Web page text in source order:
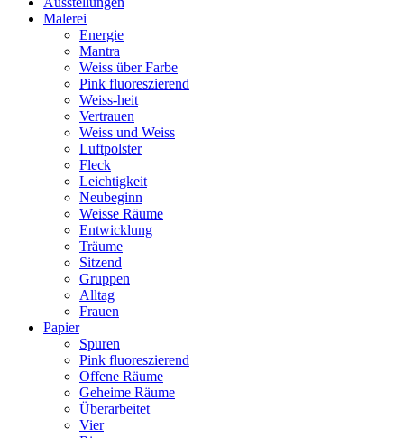
Malerei
Energie
Mantra
Weiss über Farbe
Pink fluoreszierend
Weiss-heit
Vertrauen
Weiss und Weiss
Luftpolster
Fleck
Leichtigkeit
Neubeginn
Weisse Räume
Entwicklung
Träume
Sitzend
Gruppen
Alltag
Frauen
Papier
Spuren
Pink fluoreszierend
Offene Räume
Geheime Räume
Überarbeitet
Vier